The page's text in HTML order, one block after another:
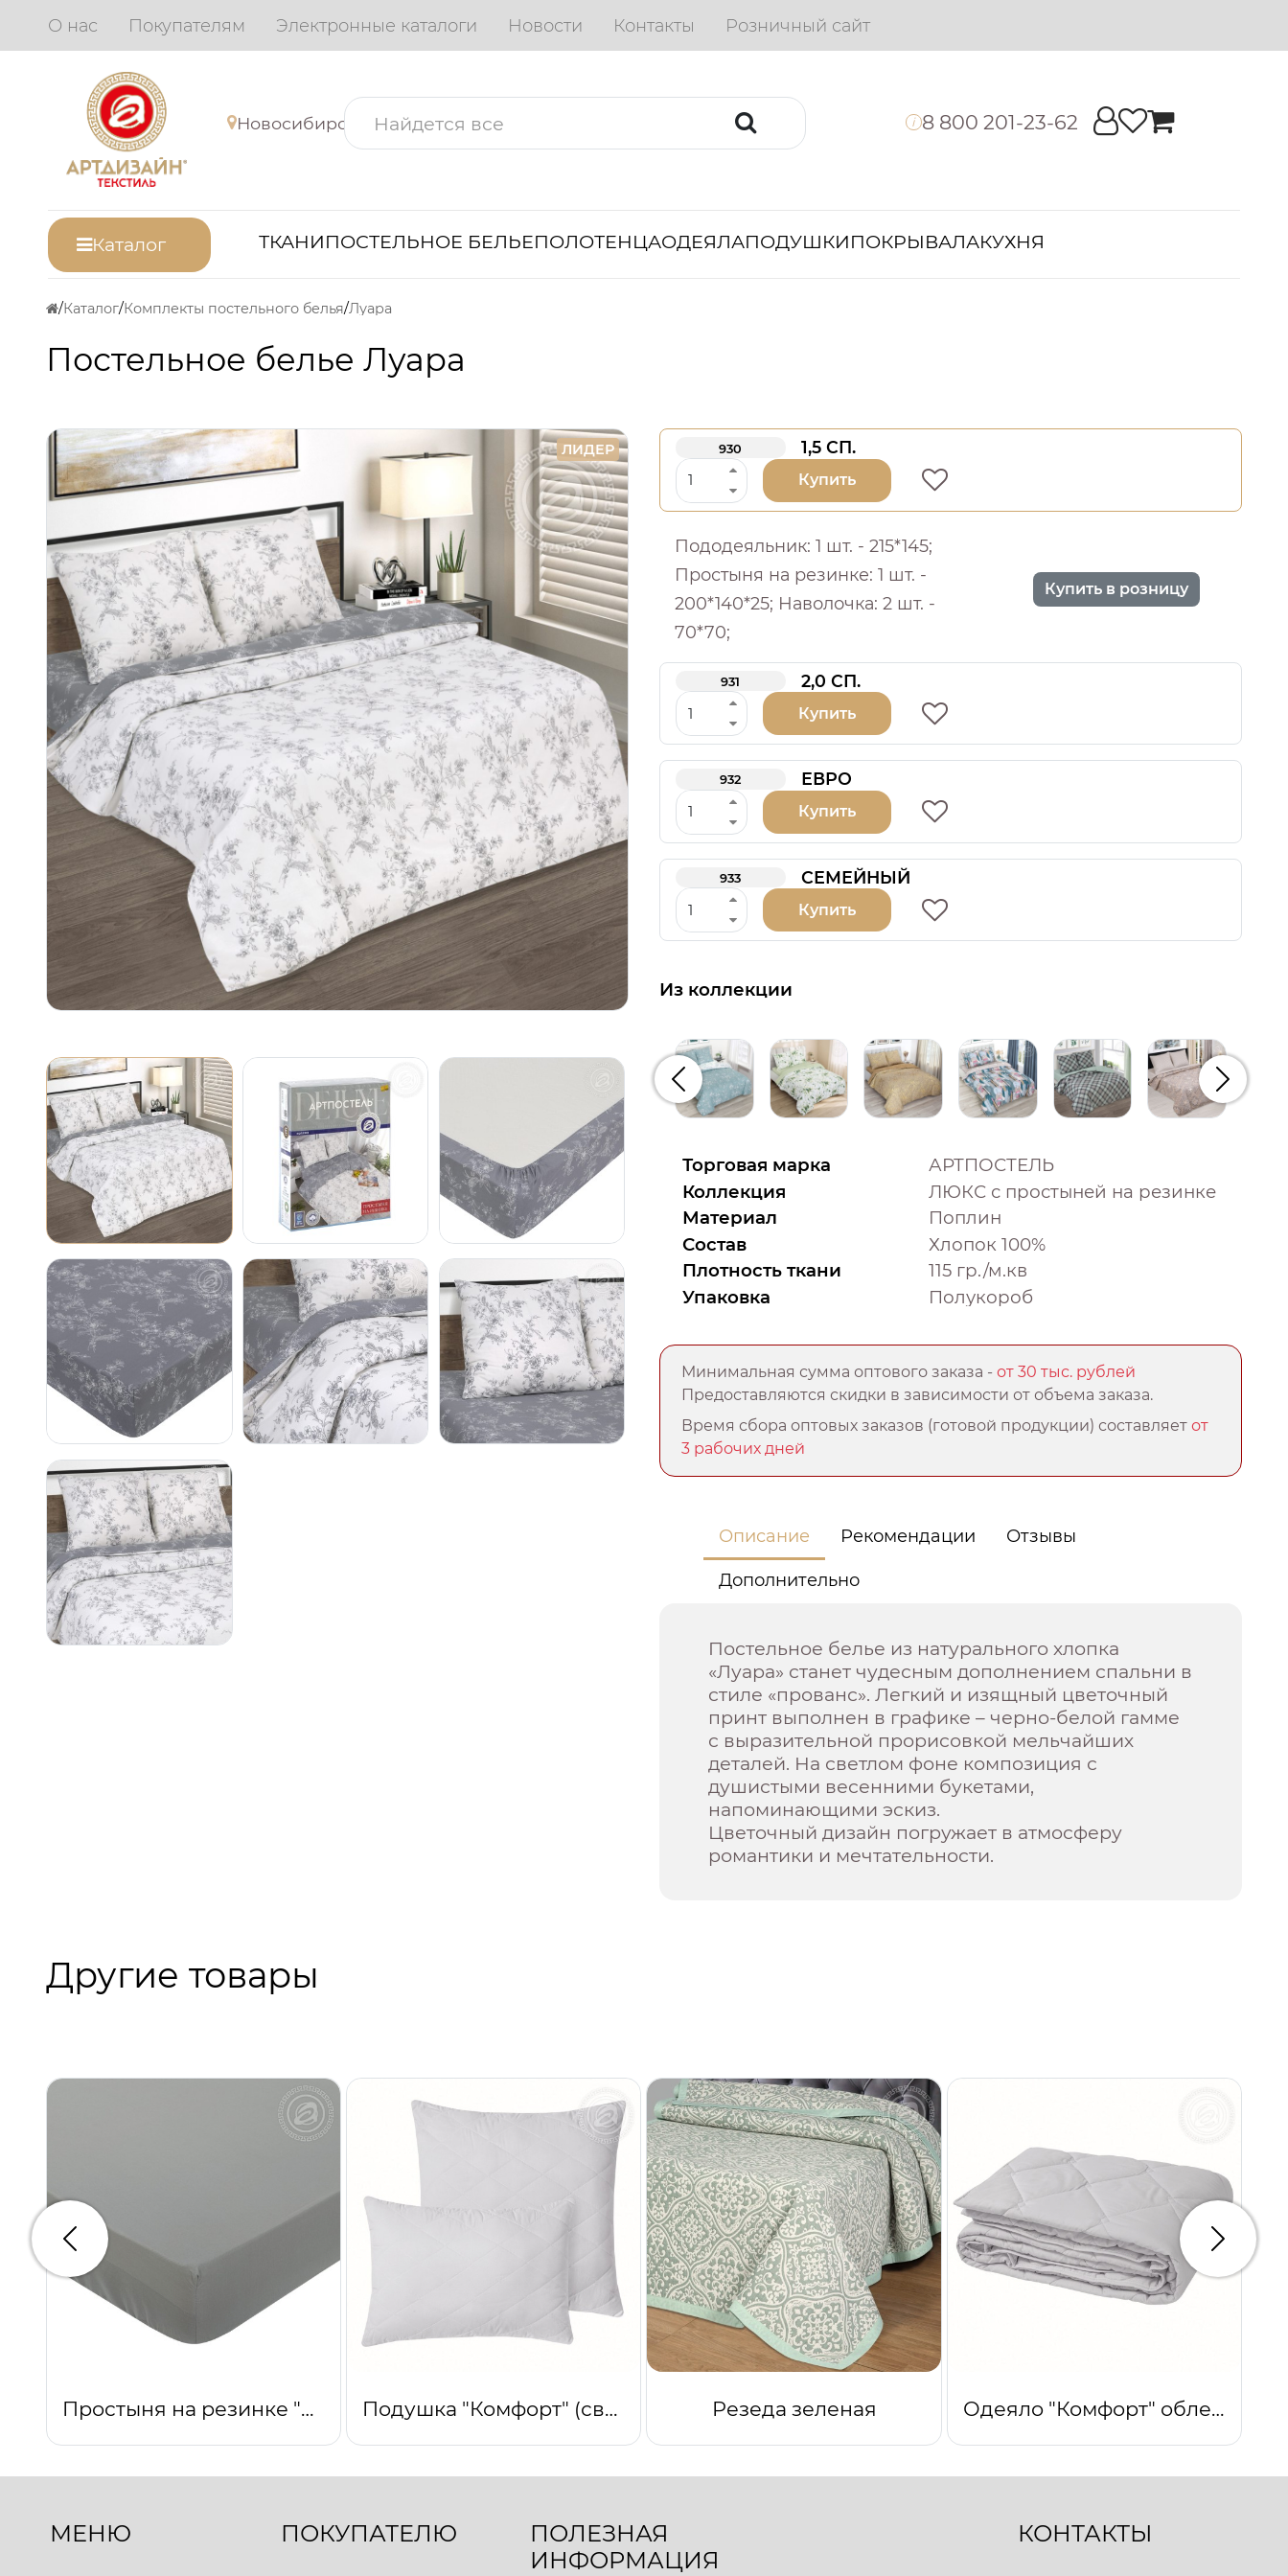
О нас Покупателям Электронные каталоги Новости Контакты Розничный сайт
Новосибирск i 8 800 201-23-62
Каталог ТКАНИПОСТЕЛЬНОЕ БЕЛЬЕПОЛОТЕНЦАОДЕЯЛАПОДУШКИПОКРЫВАЛАКУХНЯ
Каталог Комплекты постельного белья Луара
Постельное белье Луара
ЛИДЕР 930 1,5 СП.
Купить
Пододеяльник: 1 шт. - 215*145;
Простыня на резинке: 1 шт. -
200*140*25; Наволочка: 2 шт. -
70*70;
Купить в розницу
931 2,0 СП.
Купить
932 ЕВРО
Купить
933 СЕМЕЙНЫЙ
Купить
Из коллекции
Предыдущий
Торговая марка
АРТПОСТЕЛЬ
Коллекция
ЛЮКС с простыней на резинке
Материал
Поплин
Состав
Хлопок 100%
Плотность ткани
115 гр./м.кв
Упаковка
Полукороб
Минимальная сумма оптового заказа -от 30 тыс. рублей
Предоставляются скидки в зависимости от объема заказа.
Время сбора оптовых заказов (готовой продукции) составляетот
3 рабочих дней
Описание Рекомендации Отзывы
Дополнительно
Постельное белье из натурального хлопка
«Луара» станет чудесным дополнением спальни в
стиле «прованс». Легкий и изящный цветочный
принт выполнен в графике – черно-белой гамме
с выразительной прорисовкой мельчайших
деталей. На светлом фоне композиция с
душистыми весенними букетами,
напоминающими эскиз.
Цветочный дизайн погружает в атмосферу
романтики и мечтательности.
Другие товары
Простыня на резинке "Серебро" Подушка "Комфорт" (светло-серый) Резеда зеленая Одеяло "Комфорт" облегченное (светло-серый)
Предыдущий
МЕНЮ ПОКУПАТЕЛЮ
ПОЛЕЗНАЯ
ИНФОРМАЦИЯ
КОНТАКТЫ